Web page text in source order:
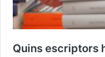
Quins escriptors